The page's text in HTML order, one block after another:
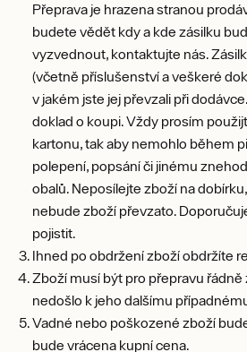
Přeprava je hrazena stranou
budete vědět kdy a kde zásilku
vyzvednout, kontaktujte nás.
(včetně příslušenství a veškeré
v jakém jste jej převzali při
doklad o koupi. Vždy prosím
kartonu, tak aby nemohlo během
polepení, popsání či jinému
obalů. Neposílejte zboží na
nebude zboží převzato.
pojistit.
Ihned po obdržení zboží obdržíte
Zboží musí být pro přepravu řádně
nedošlo k jeho dalšímu
Vadné nebo poškozené zboží
bude vrácena kupní cena.